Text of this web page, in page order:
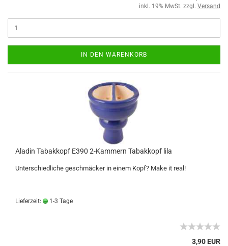
inkl. 19% MwSt. zzgl. Versand
IN DEN WARENKORB
Aladin Tabakkopf E390 2-Kammern Tabakkopf lila
Unterschiedliche geschmäcker in einem Kopf? Make it real!
Lieferzeit: 1-3 Tage
3,90 EUR